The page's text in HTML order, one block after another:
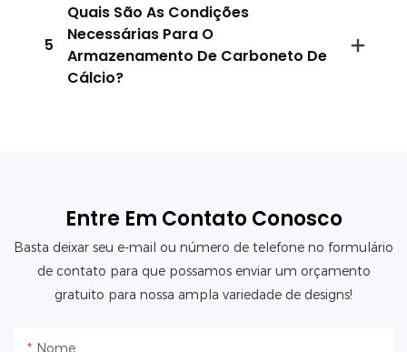
5
Quais São As Condições
Necessárias Para O
Armazenamento De Carboneto De
Cálcio?
Entre Em Contato Conosco
Basta deixar seu e-mail ou número de telefone no formulário
de contato para que possamos enviar um orçamento
gratuito para nossa ampla variedade de designs!
Nome